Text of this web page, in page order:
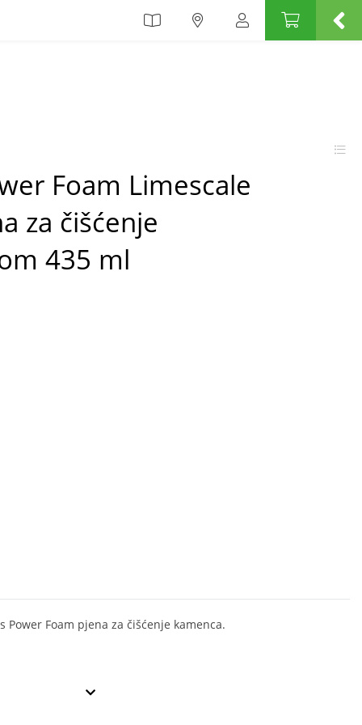
Foam Limescale
za čišćenje
435 ml
Power Foam pjena za čišćenje kamenca.